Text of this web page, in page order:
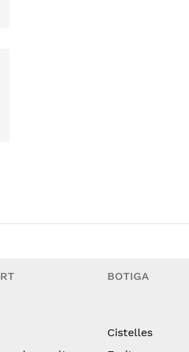
BOTIGA
Cistelles